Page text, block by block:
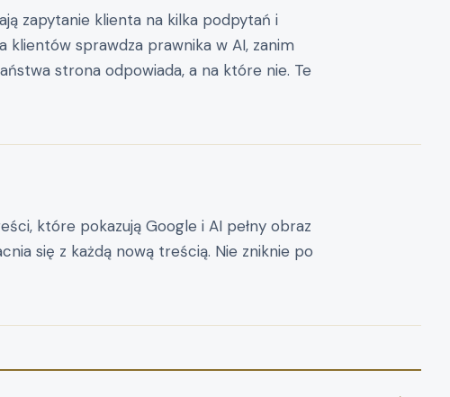
zapytanie klienta na kilka podpytań i
klientów sprawdza prawnika w AI, zanim
strona odpowiada, a na które nie. Te
które pokazują Google i AI pełny obraz
się z każdą nową treścią. Nie zniknie po